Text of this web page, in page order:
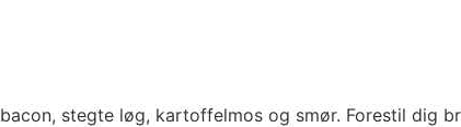
stegte løg, kartoffelmos og smør. Forestil dig